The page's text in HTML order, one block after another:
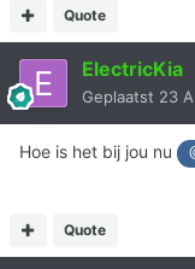
Quote
ElectricKia
Geplaatst 23
Hoe is het bij jou nu
Quote